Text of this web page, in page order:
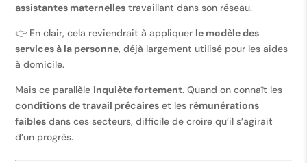
assistantes maternelles travaillant dans son réseau.
👉 En clair, cela reviendrait à appliquer le modèle des
services à la personne, déjà largement utilisé pour les aides
à domicile.
Mais ce parallèle inquiète fortement. Quand on connaît les
conditions de travail précaires et les rémunérations
faibles dans ces secteurs, difficile de croire qu’il s’agirait
d’un progrès.